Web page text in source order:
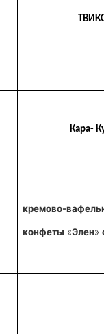
Кара-
кремово-
конфеты «Элен»